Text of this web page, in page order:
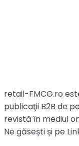
retail-FMCG.ro
publicaţii B2B de
revistă în mediul
Ne găsești și pe